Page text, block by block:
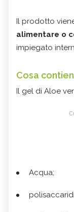
Il prodotto
alimentare o
impiegato
Cosa
Il gel di Aloe
Acqua;